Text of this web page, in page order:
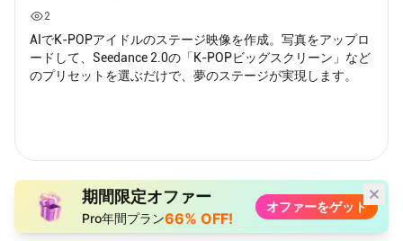
2
AIでK-POPアイドルのステージ映像を作成。写真をアップロ
ードして、Seedance 2.0の「K-POPビッグスクリーン」など
のプリセットを選ぶだけで、夢のステージが実現します。
期間限定オファー
Pro年間プラン66% OFF!
オファーをゲット